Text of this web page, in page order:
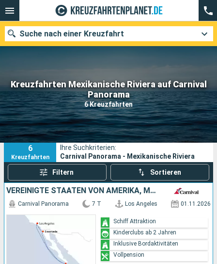
Kreuzfahrten Mexikanische Riviera auf Carnival
Panorama
6 Kreuzfahrten
Suche nach einer Kreuzfahrt
Unsere Ziele
Abfahrtsmonat
Häfen Reedereien
Suchen
6
Kreuzfahrten
Ihre Suchkriterien:
Carnival Panorama - Mexikanische Riviera
Filtern Sortieren
VEREINIGTE STAATEN VON AMERIKA, MEXIKO
Carnival Panorama 7 T Los Angeles 01.11.2026
Schiff Attraktion
Kinderclubs ab 2 Jahren
Inklusive Bordaktivitäten
Vollpension